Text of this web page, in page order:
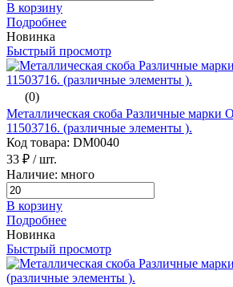
В корзину
Подробнее
Новинка
Быстрый просмотр
(0)
Металлическая скоба Различные марки
11503716. (различные элементы ).
Код товара: DM0040
33 ₽ / шт.
Наличие: много
В корзину
Подробнее
Новинка
Быстрый просмотр